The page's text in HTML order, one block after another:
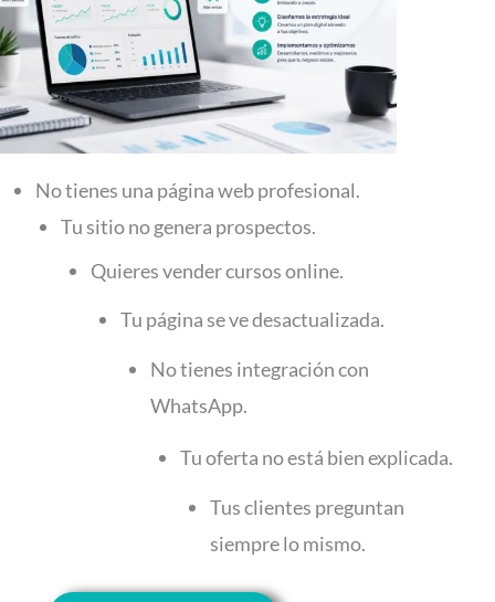
No tienes una página web profesional.
Tu sitio no genera prospectos.
Quieres vender cursos online.
Tu página se ve desactualizada.
No tienes integración con
WhatsApp.
Tu oferta no está bien explicada.
Tus clientes preguntan
siempre lo mismo.